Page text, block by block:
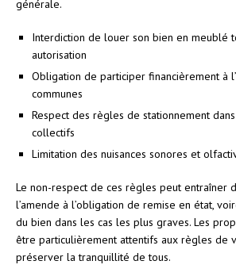
générale.
Interdiction de louer son bien en meublé
autorisation
Obligation de participer financièrement à
communes
Respect des règles de stationnement
collectifs
Limitation des nuisances sonores et
Le non-respect de ces règles peut entraîner
l’amende à l’obligation de remise en état,
du bien dans les cas les plus graves. Les
être particulièrement attentifs aux règles de
préserver la tranquillité de tous.